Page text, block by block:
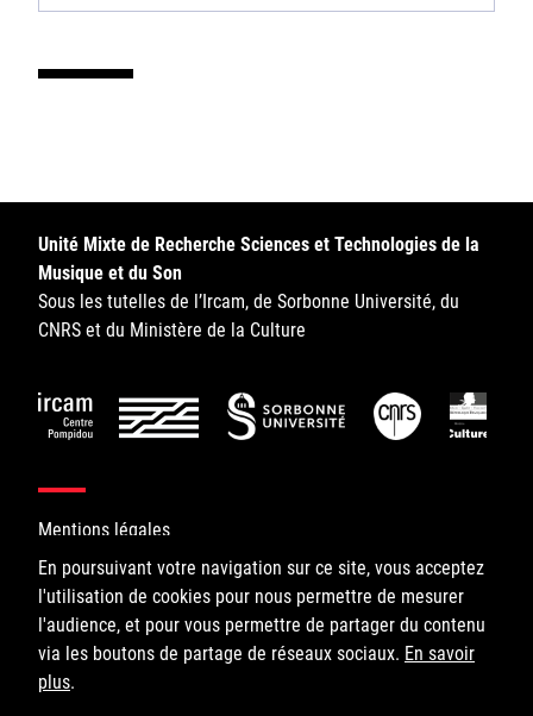
Sorbonne Université
Ministère de la Culture
Rester informé
Login/Signup
En poursuivant votre navigation sur ce site, vous acceptez
l'utilisation de cookies pour nous permettre de mesurer
l'audience, et pour vous permettre de partager du contenu
via les boutons de partage de réseaux sociaux. En savoir
plus.
Unité Mixte de Recherche Sciences et Technologies de la
Musique et du Son
Sous les tutelles de l’Ircam, de Sorbonne Université, du
CNRS et du Ministère de la Culture
Mentions légales
©IRCAM, 2026. All Rights Reserved.
1, place Igor-Stravinsky
75004 Paris